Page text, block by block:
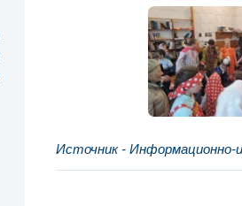
Источник - Информационно-